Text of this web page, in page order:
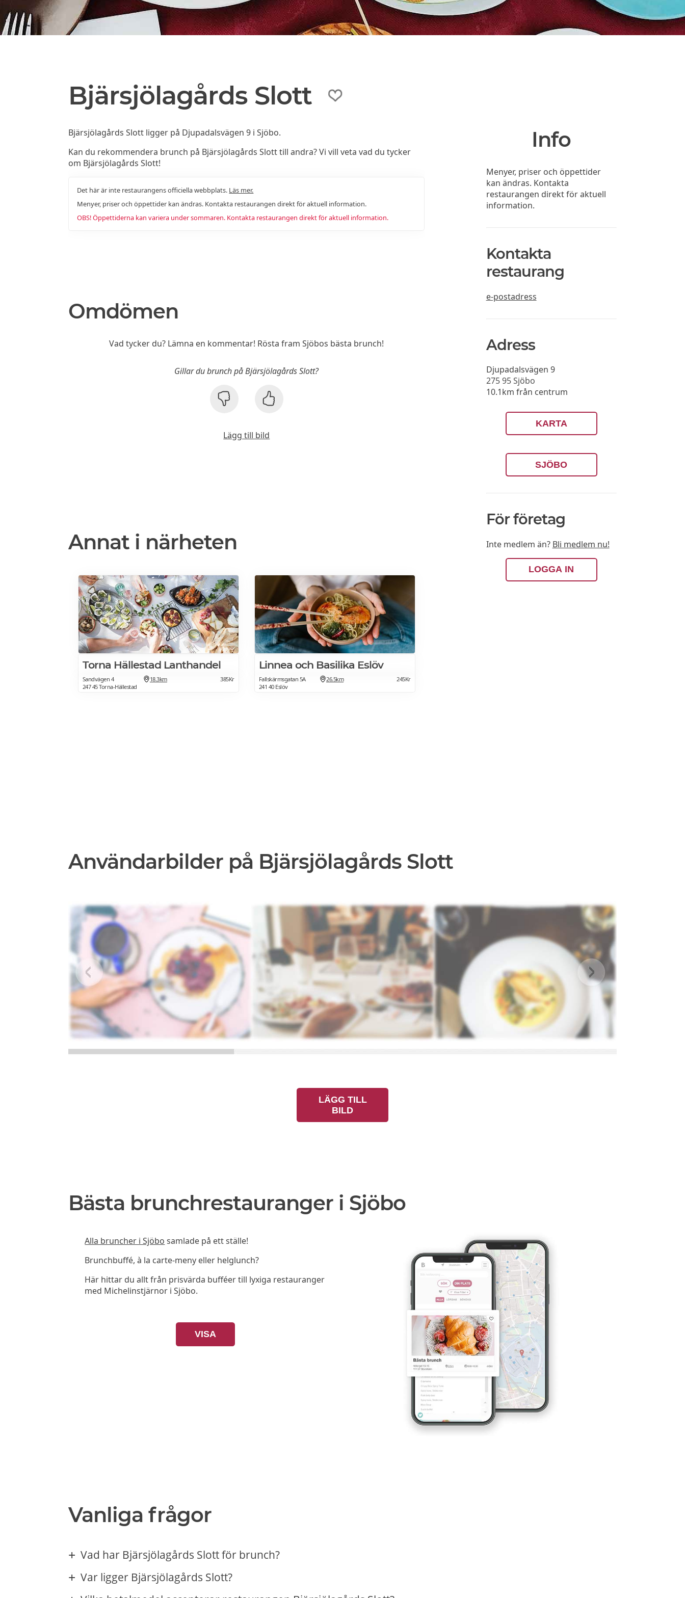
Bjärsjölagårds Slott
Bjärsjölagårds Slott ligger på Djupadalsvägen 9 i Sjöbo.
Kan du rekommendera brunch på Bjärsjölagårds Slott till andra? Vi vill veta vad du tycker
om Bjärsjölagårds Slott!
Det här är inte restaurangens officiella webbplats. Läs mer.
Menyer, priser och öppettider kan ändras. Kontakta restaurangen direkt för aktuell information.
OBS! Öppettiderna kan variera under sommaren. Kontakta restaurangen direkt för aktuell information.
Omdömen
Vad tycker du? Lämna en kommentar! Rösta fram Sjöbos bästa brunch!
Gillar du brunch på Bjärsjölagårds Slott?
Lägg till bild
Annat i närheten
Torna Hällestad Lanthandel
Sandvägen 4
247 45 Torna-Hällestad
18.3km 385Kr
Linnea och Basilika Eslöv
Fallskärmsgatan 5A
241 40 Eslöv
26.5km 245Kr
Info
Menyer, priser och öppettider
kan ändras. Kontakta
restaurangen direkt för aktuell
information.
Kontakta
restaurang
e-postadress
Adress
Djupadalsvägen 9
275 95 Sjöbo
10.1km från centrum
KARTA
SJÖBO
För företag
Inte medlem än? Bli medlem nu!
LOGGA IN
Användarbilder på Bjärsjölagårds Slott
LÄGG TILL
BILD
Bästa brunchrestauranger i Sjöbo
Alla bruncher i Sjöbo samlade på ett ställe!
Brunchbuffé, à la carte-meny eller helglunch?
Här hittar du allt från prisvärda bufféer till lyxiga restauranger
med Michelinstjärnor i Sjöbo.
VISA
Vanliga frågor
Vad har Bjärsjölagårds Slott för brunch?
Var ligger Bjärsjölagårds Slott?